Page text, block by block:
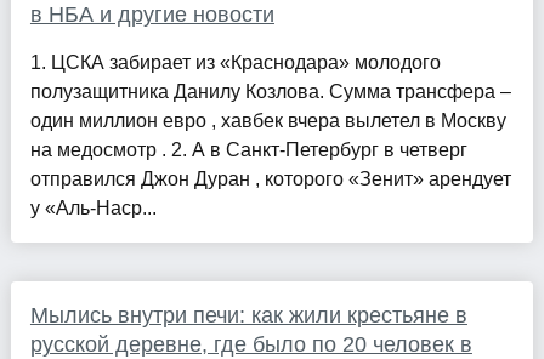
в НБА и другие новости
1. ЦСКА забирает из «Краснодара» молодого
полузащитника Данилу Козлова. Сумма трансфера –
один миллион евро , хавбек вчера вылетел в Москву
на медосмотр . 2. А в Санкт-Петербург в четверг
отправился Джон Дуран , которого «Зенит» арендует
у «Аль-Наср...
Мылись внутри печи: как жили крестьяне в
русской деревне, где было по 20 человек в